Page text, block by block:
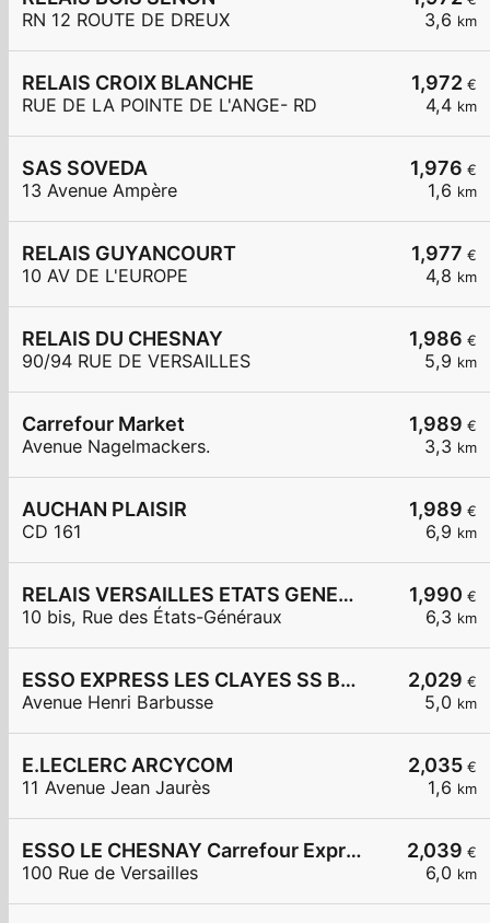
3,6 km
RN 12 ROUTE DE DREUX
1,972 €
4,4 km
RELAIS CROIX BLANCHE
RUE DE LA POINTE DE L'ANGE- RD
1,976 €
1,6 km
SAS SOVEDA
13 Avenue Ampère
1,977 €
4,8 km
RELAIS GUYANCOURT
10 AV DE L'EUROPE
1,986 €
5,9 km
RELAIS DU CHESNAY
90/94 RUE DE VERSAILLES
1,989 €
3,3 km
Carrefour Market
Avenue Nagelmackers.
1,989 €
6,9 km
AUCHAN PLAISIR
CD 161
1,990 €
6,3 km
RELAIS VERSAILLES ETATS GENERAUX
10 bis, Rue des États-Généraux
2,029 €
5,0 km
ESSO EXPRESS LES CLAYES SS BOIS LA VIGNERAIE
Avenue Henri Barbusse
2,035 €
1,6 km
E.LECLERC ARCYCOM
11 Avenue Jean Jaurès
2,039 €
6,0 km
ESSO LE CHESNAY Carrefour Express
100 Rue de Versailles